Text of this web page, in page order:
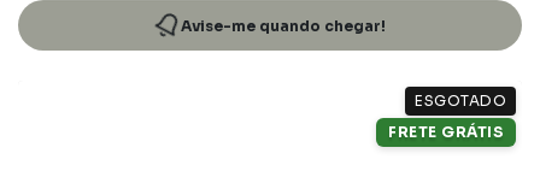
Avise-me quando chegar!
ESGOTADO
FRETE GRÁTIS